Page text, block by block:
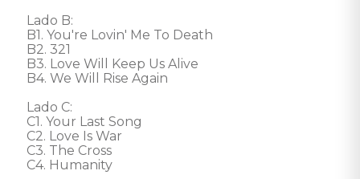
Lado B:
B1. You're Lovin' Me To Death
B2. 321
B3. Love Will Keep Us Alive
B4. We Will Rise Again
Lado C:
C1. Your Last Song
C2. Love Is War
C3. The Cross
C4. Humanity